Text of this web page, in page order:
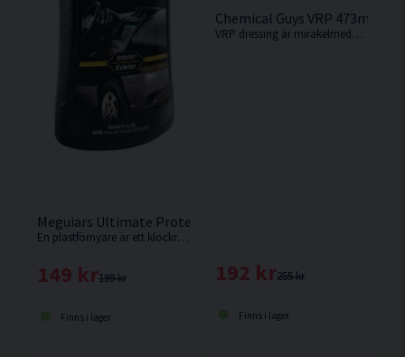
Meguiars Ultimate Protectant Dash & Trim 355ml
En plastförnyare är ett klockrent sätt att väcka liv i plast och på så vis hålla exempelvis dina maskiner fräscha.
199 kr
149 kr
Finns i lager
Chemical Guys VRP 473ml
VRP dressing är mirakelmedel mot matta och missfärgade ytor av plast, vinyl eller gummi.
255 kr
192 kr
Finns i lager